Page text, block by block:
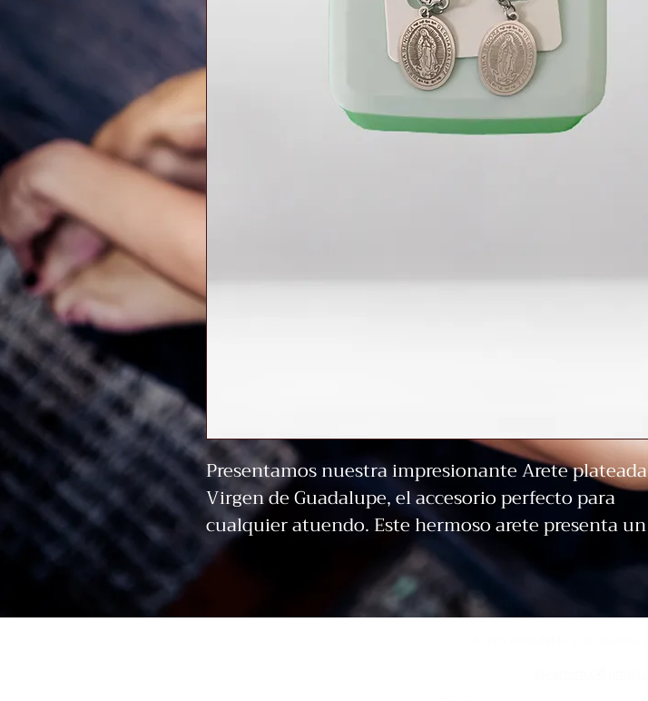
Presentamos nuestra impresionante Arete plateada
Virgen de Guadalupe, el accesorio perfecto para
cualquier atuendo. Este hermoso arete presenta un
grabado detallado de la Virgen de Guadalupe, un
símbolo de fe y protección en la comunidad latina.
Hecho de acero inoxidable de alta calidad, este arete